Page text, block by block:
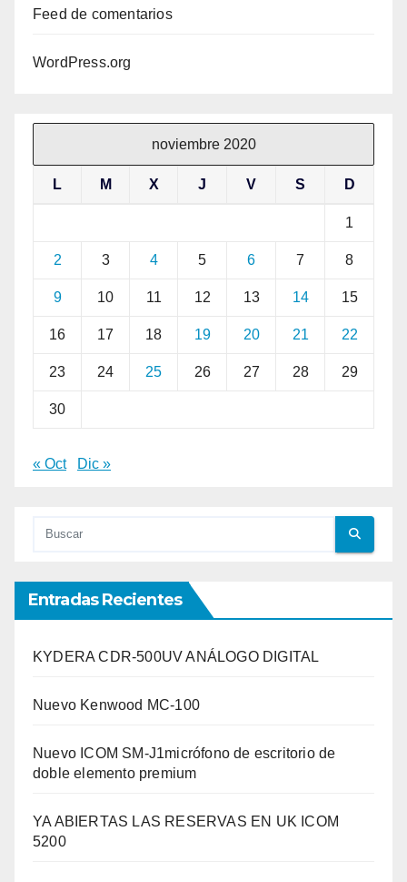
Feed de comentarios
WordPress.org
noviembre 2020
L M X J V S D
1
2 3 4 5 6 7 8
9 10 11 12 13 14 15
16 17 18 19 20 21 22
23 24 25 26 27 28 29
30
« Oct Dic »
Entradas Recientes
KYDERA CDR-500UV ANÁLOGO DIGITAL
Nuevo Kenwood MC-100
Nuevo ICOM SM-J1micrófono de escritorio de
doble elemento premium
YA ABIERTAS LAS RESERVAS EN UK ICOM
5200